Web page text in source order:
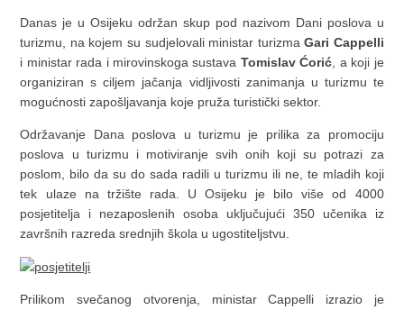
Danas je u Osijeku održan skup pod nazivom Dani poslova u
turizmu, na kojem su sudjelovali ministar turizma Gari Cappelli
i ministar rada i mirovinskoga sustava Tomislav Ćorić , a koji je
organiziran s ciljem jačanja vidljivosti zanimanja u turizmu te
mogućnosti zapošljavanja koje pruža turistički sektor.
Održavanje Dana poslova u turizmu je prilika za promociju
poslova u turizmu i motiviranje svih onih koji su potrazi za
poslom, bilo da su do sada radili u turizmu ili ne, te mladih koji
tek ulaze na tržište rada. U Osijeku je bilo više od 4000
posjetitelja i nezaposlenih osoba uključujući 350 učenika iz
završnih razreda srednjih škola u ugostiteljstvu.
Prilikom svečanog otvorenja, ministar Cappelli izrazio je